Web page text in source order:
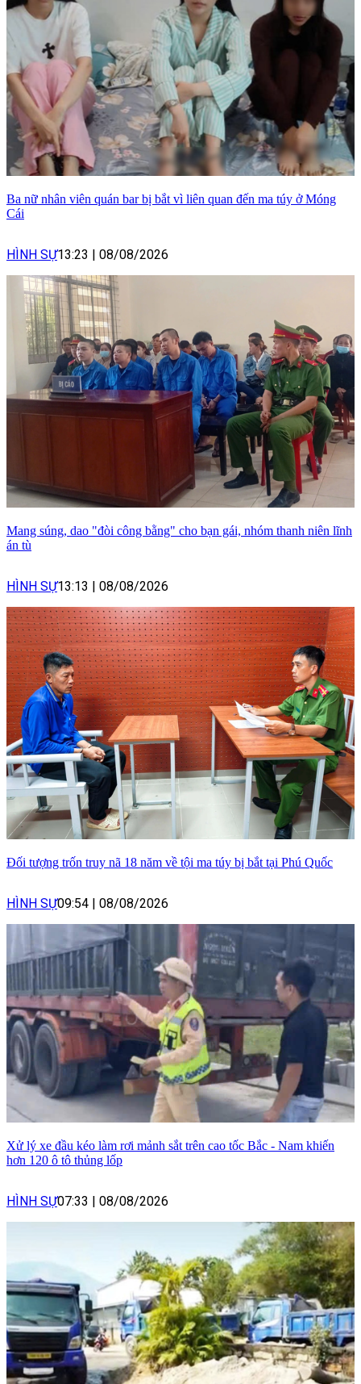
Ba nữ nhân viên quán bar bị bắt vì liên quan đến ma túy ở Móng
Cái
HÌNH SỰ13:23 08/08/2026
Mang súng, dao "đòi công bằng" cho bạn gái, nhóm thanh niên lĩnh
án tù
HÌNH SỰ13:13 08/08/2026
Đối tượng trốn truy nã 18 năm về tội ma túy bị bắt tại Phú Quốc
HÌNH SỰ09:54 08/08/2026
Xử lý xe đầu kéo làm rơi mảnh sắt trên cao tốc Bắc - Nam khiến
hơn 120 ô tô thủng lốp
HÌNH SỰ07:33 | 08/08/2026